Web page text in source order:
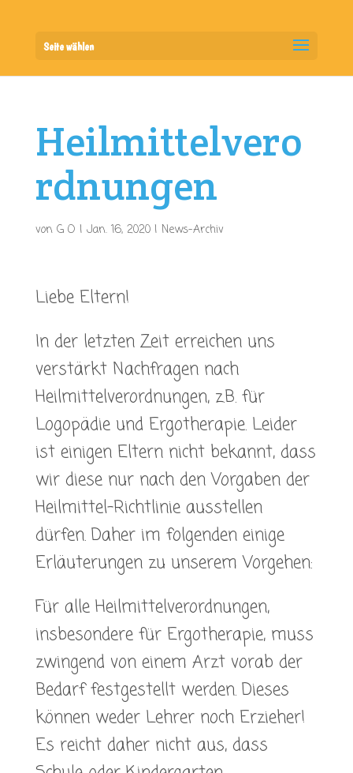
Seite wählen
Heilmittelvero
rdnungen
von G O | Jan. 16, 2020| News-Archiv
Liebe Eltern!
In der letzten Zeit erreichen uns
verstärkt Nachfragen nach
Heilmittelverordnungen, z.B. für
Logopädie und Ergotherapie. Leider
ist einigen Eltern nicht bekannt, dass
wir diese nur nach den Vorgaben der
Heilmittel-Richtlinie ausstellen
dürfen. Daher im folgenden einige
Erläuterungen zu unserem Vorgehen:
Für alle Heilmittelverordnungen,
insbesondere für Ergotherapie, muss
zwingend von einem Arzt vorab der
Bedarf festgestellt werden. Dieses
können weder Lehrer noch Erzieher!
Es reicht daher nicht aus, dass